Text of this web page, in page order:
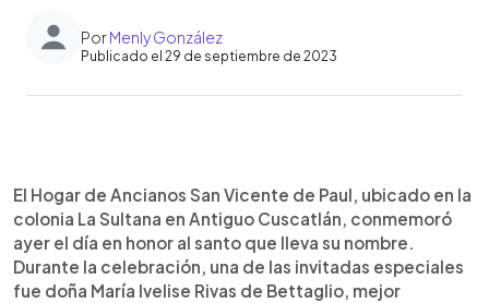
PorMenly González
Publicado el 29 de septiembre de 2023
Escuchar artículo
El Hogar de Ancianos San Vicente de Paul, ubicado en la
colonia La Sultana en Antiguo Cuscatlán, conmemoró
ayer el día en honor al santo que lleva su nombre.
Durante la celebración, una de las invitadas especiales
fue doña María Ivelise Rivas de Bettaglio, mejor